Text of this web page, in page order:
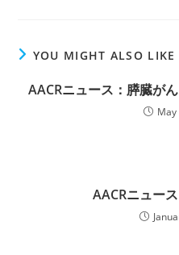
YOU MIGHT ALSO LIKE
AACRニュース：膵臓が
AACRニュー